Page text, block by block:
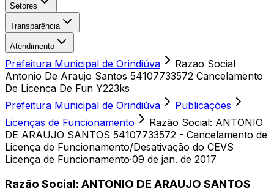
Setores
Transparência
Atendimento
Prefeitura Municipal de Orindiúva
Razao Social
Antonio De Araujo Santos 54107733572 Cancelamento
De Licenca De Fun Y223ks
Prefeitura Municipal de Orindiúva
Publicações
Licenças de Funcionamento
Razão Social: ANTONIO
DE ARAUJO SANTOS 54107733572 - Cancelamento de
Licença de Funcionamento/Desativação do CEVS
Licença de Funcionamento·09 de jan. de 2017
Razão Social: ANTONIO DE ARAUJO SANTOS